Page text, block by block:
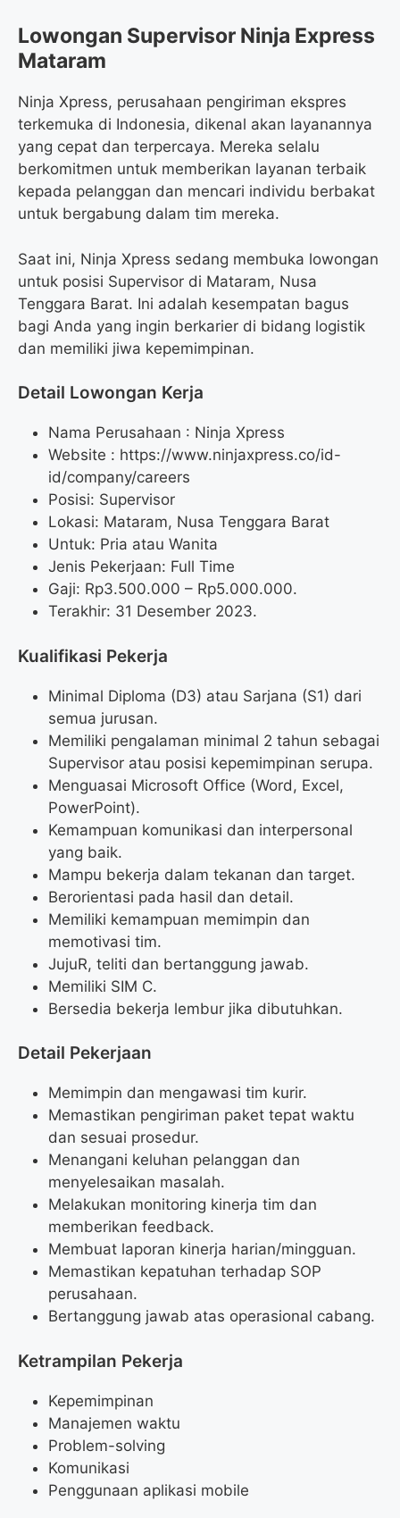
Lowongan Supervisor Ninja Express
Mataram
Ninja Xpress, perusahaan pengiriman ekspres
terkemuka di Indonesia, dikenal akan layanannya
yang cepat dan terpercaya. Mereka selalu
berkomitmen untuk memberikan layanan terbaik
kepada pelanggan dan mencari individu berbakat
untuk bergabung dalam tim mereka.
Saat ini, Ninja Xpress sedang membuka lowongan
untuk posisi Supervisor di Mataram, Nusa
Tenggara Barat. Ini adalah kesempatan bagus
bagi Anda yang ingin berkarier di bidang logistik
dan memiliki jiwa kepemimpinan.
Detail Lowongan Kerja
Nama Perusahaan : Ninja Xpress
Website : https://www.ninjaxpress.co/id-
id/company/careers
Posisi: Supervisor
Lokasi: Mataram, Nusa Tenggara Barat
Untuk: Pria atau Wanita
Jenis Pekerjaan: Full Time
Gaji: Rp3.500.000 – Rp5.000.000.
Terakhir: 31 Desember 2023.
Kualifikasi Pekerja
Minimal Diploma (D3) atau Sarjana (S1) dari
semua jurusan.
Memiliki pengalaman minimal 2 tahun sebagai
Supervisor atau posisi kepemimpinan serupa.
Menguasai Microsoft Office (Word, Excel,
PowerPoint).
Kemampuan komunikasi dan interpersonal
yang baik.
Mampu bekerja dalam tekanan dan target.
Berorientasi pada hasil dan detail.
Memiliki kemampuan memimpin dan
memotivasi tim.
JujuR, teliti dan bertanggung jawab.
Memiliki SIM C.
Bersedia bekerja lembur jika dibutuhkan.
Detail Pekerjaan
Memimpin dan mengawasi tim kurir.
Memastikan pengiriman paket tepat waktu
dan sesuai prosedur.
Menangani keluhan pelanggan dan
menyelesaikan masalah.
Melakukan monitoring kinerja tim dan
memberikan feedback.
Membuat laporan kinerja harian/mingguan.
Memastikan kepatuhan terhadap SOP
perusahaan.
Bertanggung jawab atas operasional cabang.
Ketrampilan Pekerja
Kepemimpinan
Manajemen waktu
Problem-solving
Komunikasi
Penggunaan aplikasi mobile